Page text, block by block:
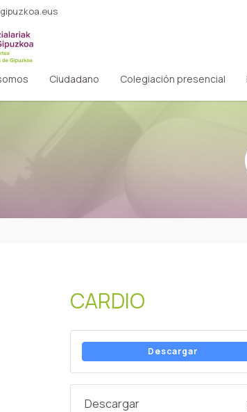
Ciudadano Colegiación presencial
CARDIO
Descargar
Descargar